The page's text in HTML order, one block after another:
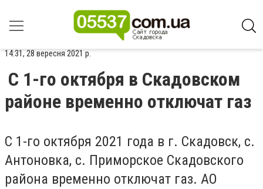
14:31, 28 вересня 2021 р.
С 1-го октября в Скадовском
районе временно отключат газ
С 1-го октября 2021 года в г. Скадовск, с.
Антоновка, с. Приморское Скадовского
района временно отключат газ. АО